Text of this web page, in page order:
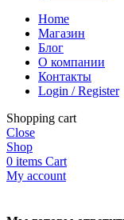
Home
Магазин
Блог
О компании
Контакты
Login / Register
Shopping cart
Close
Shop
0 items Cart
My account